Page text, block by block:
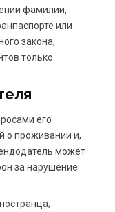
фамилии,
или
закона;
только
его
о проживании и,
может
за нарушение